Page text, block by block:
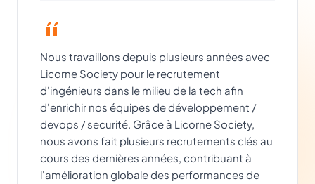
Nous travaillons depuis plusieurs années avec
Licorne Society pour le recrutement
d'ingénieurs dans le milieu de la tech afin
d'enrichir nos équipes de développement /
devops / securité. Grâce à Licorne Society,
nous avons fait plusieurs recrutements clés au
cours des dernières années, contribuant à
l'amélioration globale des performances de